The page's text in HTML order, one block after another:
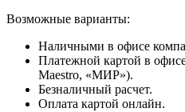
Возможные варианты:
Наличными в офисе
Платежной картой в
Maestro, «МИР»).
Безналичный расчет.
Оплата картой онлайн.